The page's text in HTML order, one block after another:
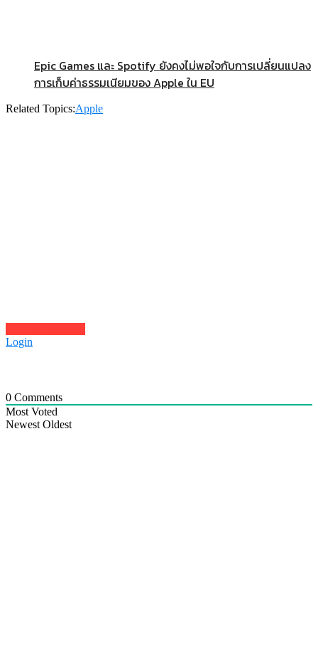
Epic Games และ Spotify ยังคงไม่พอใจกับการเปลี่ยนแปลง
การเก็บค่าธรรมเนียมของ Apple ใน EU
Related Topics:Apple
Login
0 Comments
Most Voted
Newest Oldest